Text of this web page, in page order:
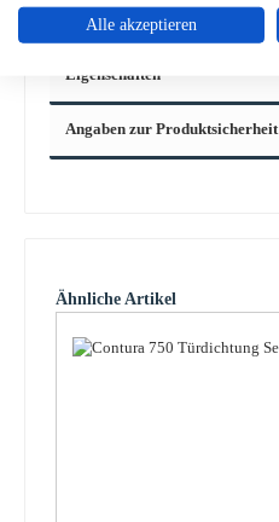
Feuerraumauskleidung E…
Eigenschaften
Angaben zur Produktsicherheit
Produktgalerie überspringen
Ähnliche Artikel
Alle akzeptieren